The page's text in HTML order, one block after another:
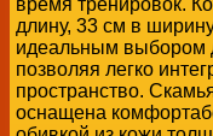
длину, 33 см в
идеальным выбором
позволяя легко
пространство.
оснащена